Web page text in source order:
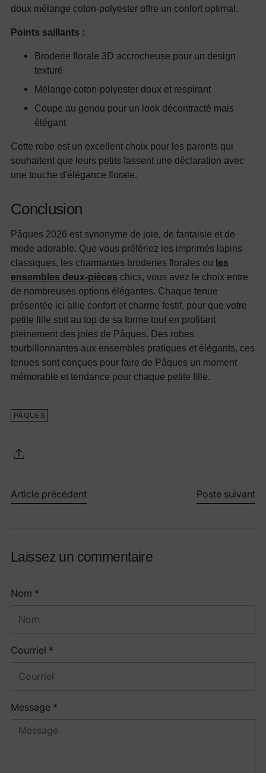
doux mélange coton-polyester offre un confort optimal.
Points saillants :
Broderie florale 3D accrocheuse pour un design
texturé
Mélange coton-polyester doux et respirant
Coupe au genou pour un look décontracté mais
élégant
Cette robe est un excellent choix pour les parents qui
souhaitent que leurs petits fassent une déclaration avec
une touche d'élégance florale.
Conclusion
Pâques 2026 est synonyme de joie, de fantaisie et de
mode adorable. Que vous préfériez les imprimés lapins
classiques, les charmantes broderies florales ou les
ensembles deux-pièces chics, vous avez le choix entre
de nombreuses options élégantes. Chaque tenue
présentée ici allie confort et charme festif, pour que votre
petite fille soit au top de sa forme tout en profitant
pleinement des joies de Pâques. Des robes
tourbillonnantes aux ensembles pratiques et élégants, ces
tenues sont conçues pour faire de Pâques un moment
mémorable et tendance pour chaque petite fille.
PÂQUES
Article précédent Poste suivant
Laissez un commentaire
Nom *
Courriel *
Message *